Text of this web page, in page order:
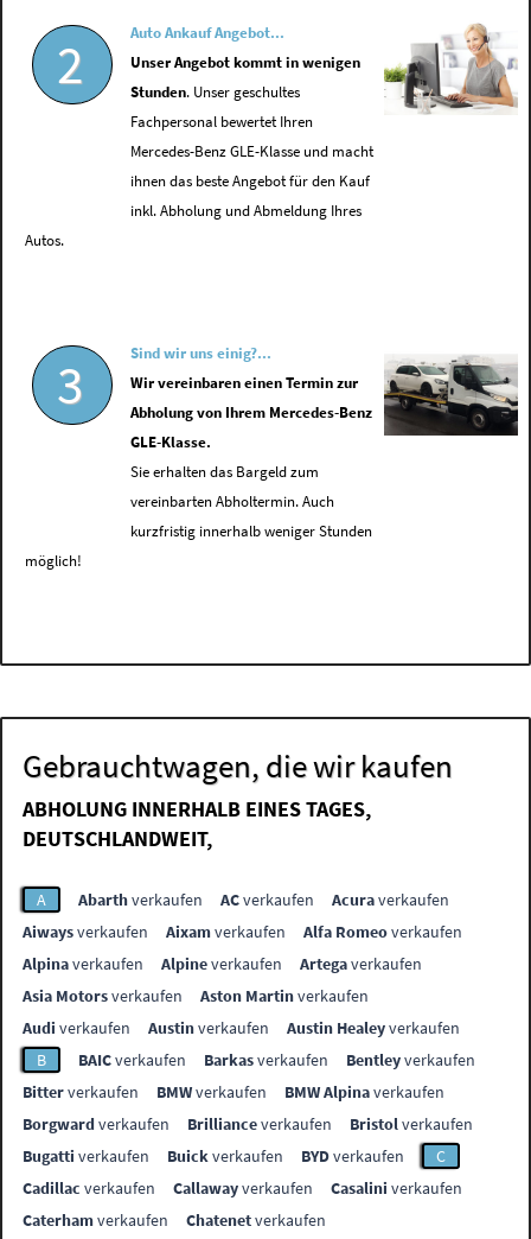
2
Auto Ankauf Angebot...
Unser Angebot kommt in wenigen
Stunden. Unser geschultes
Fachpersonal bewertet Ihren
Mercedes-Benz GLE-Klasse und macht
ihnen das beste Angebot für den Kauf
inkl. Abholung und Abmeldung Ihres
Autos.
3
Sind wir uns einig?...
Wir vereinbaren einen Termin zur
Abholung von Ihrem Mercedes-Benz
GLE-Klasse.
Sie erhalten das Bargeld zum
vereinbarten Abholtermin. Auch
kurzfristig innerhalb weniger Stunden
möglich!
Gebrauchtwagen, die wir kaufen
ABHOLUNG INNERHALB EINES TAGES,
DEUTSCHLANDWEIT,
A Abarthverkaufen ACverkaufen Acuraverkaufen
Aiwaysverkaufen Aixamverkaufen Alfa Romeoverkaufen
Alpinaverkaufen Alpineverkaufen Artegaverkaufen
Asia Motorsverkaufen Aston Martinverkaufen
Audi verkaufen Austinverkaufen Austin Healeyverkaufen
B
BAICverkaufen Barkasverkaufen Bentleyverkaufen
Bitterverkaufen BMWverkaufen BMW Alpinaverkaufen
Borgwardverkaufen Brillianceverkaufen Bristolverkaufen
Bugatti verkaufen Buickverkaufen BYDverkaufen
C
Cadillac verkaufen Callawayverkaufen Casalini verkaufen
Caterhamverkaufen Chatenetverkaufen